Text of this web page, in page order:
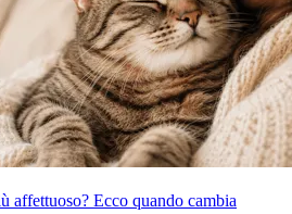
affettuoso? Ecco quando cambia